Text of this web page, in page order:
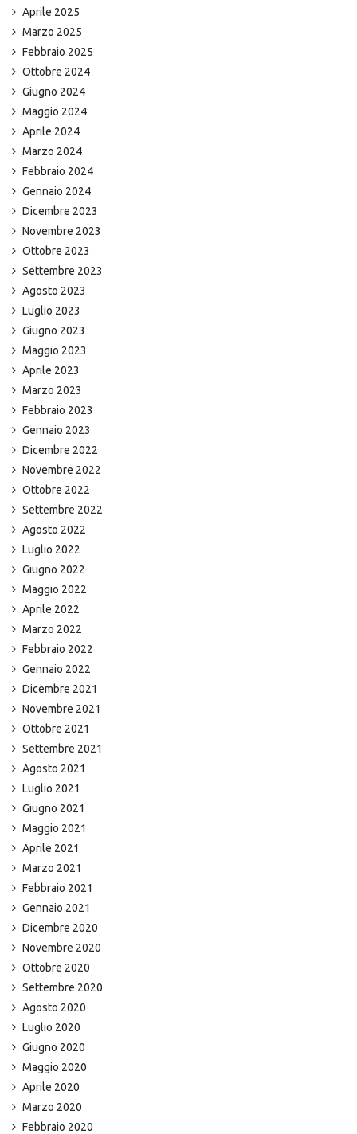
Aprile 2025
Marzo 2025
Febbraio 2025
Ottobre 2024
Giugno 2024
Maggio 2024
Aprile 2024
Marzo 2024
Febbraio 2024
Gennaio 2024
Dicembre 2023
Novembre 2023
Ottobre 2023
Settembre 2023
Agosto 2023
Luglio 2023
Giugno 2023
Maggio 2023
Aprile 2023
Marzo 2023
Febbraio 2023
Gennaio 2023
Dicembre 2022
Novembre 2022
Ottobre 2022
Settembre 2022
Agosto 2022
Luglio 2022
Giugno 2022
Maggio 2022
Aprile 2022
Marzo 2022
Febbraio 2022
Gennaio 2022
Dicembre 2021
Novembre 2021
Ottobre 2021
Settembre 2021
Agosto 2021
Luglio 2021
Giugno 2021
Maggio 2021
Aprile 2021
Marzo 2021
Febbraio 2021
Gennaio 2021
Dicembre 2020
Novembre 2020
Ottobre 2020
Settembre 2020
Agosto 2020
Luglio 2020
Giugno 2020
Maggio 2020
Aprile 2020
Marzo 2020
Febbraio 2020